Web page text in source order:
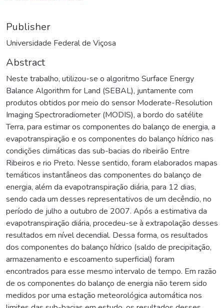
Publisher
Universidade Federal de Viçosa
Abstract
Neste trabalho, utilizou-se o algoritmo Surface Energy
Balance Algorithm for Land (SEBAL), juntamente com
produtos obtidos por meio do sensor Moderate-Resolution
Imaging Spectroradiometer (MODIS), a bordo do satélite
Terra, para estimar os componentes do balanço de energia, a
evapotranspiração e os componentes do balanço hídrico nas
condições climáticas das sub-bacias do ribeirão Entre
Ribeiros e rio Preto. Nesse sentido, foram elaborados mapas
temáticos instantâneos das componentes do balanço de
energia, além da evapotranspiração diária, para 12 dias,
sendo cada um desses representativos de um decêndio, no
período de julho a outubro de 2007. Após a estimativa da
evapotranspiração diária, procedeu-se à extrapolação desses
resultados em nível decendial. Dessa forma, os resultados
dos componentes do balanço hídrico (saldo de precipitação,
armazenamento e escoamento superficial) foram
encontrados para esse mesmo intervalo de tempo. Em razão
de os componentes do balanço de energia não terem sido
medidos por uma estação meteorológica automática nos